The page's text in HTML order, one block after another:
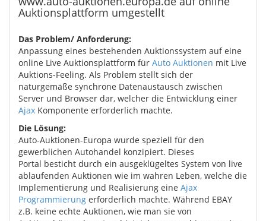
Auktionsplattform umgestellt
Das Problem/ Anforderung:
Anpassung eines bestehenden Auktionssystem auf eine
online Live Auktionsplattform für Auto Auktionen mit Live
Auktions-Feeling. Als Problem stellt sich der
naturgemäße synchrone Datenaustausch zwischen
Server und Browser dar, welcher die Entwicklung einer
Ajax Komponente erforderlich machte.
Die Lösung:
Auto-Auktionen-Europa wurde speziell für den
gewerblichen Autohandel konzipiert. Dieses
Portal besticht durch ein ausgeklügeltes System von live
ablaufenden Auktionen wie im wahren Leben, welche die
Implementierung und Realisierung eine Ajax
Programmierung erforderlich machte. Während EBAY
z.B. keine echte Auktionen, wie man sie von